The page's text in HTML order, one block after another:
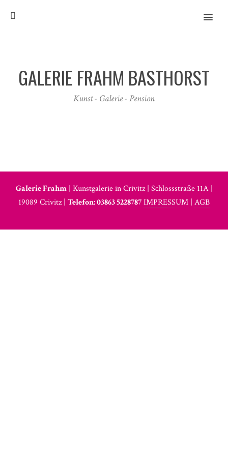
MENU
GALERIE FRAHM BASTHORST
Kunst - Galerie - Pension
Galerie Frahm| Kunstgalerie in Crivitz | Schlossstraße 11A |
19089 Crivitz | Telefon: 03863 5228787IMPRESSUM | AGB